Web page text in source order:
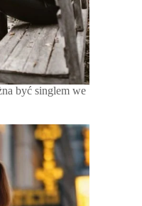
być singlem we